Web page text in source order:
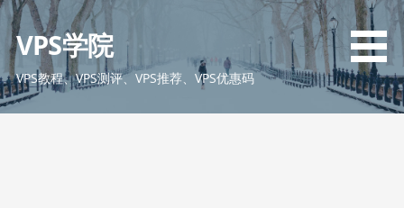
跳
内
容
VPS学院
VPS教程、VPS测评、VPS推荐、VPS优惠码